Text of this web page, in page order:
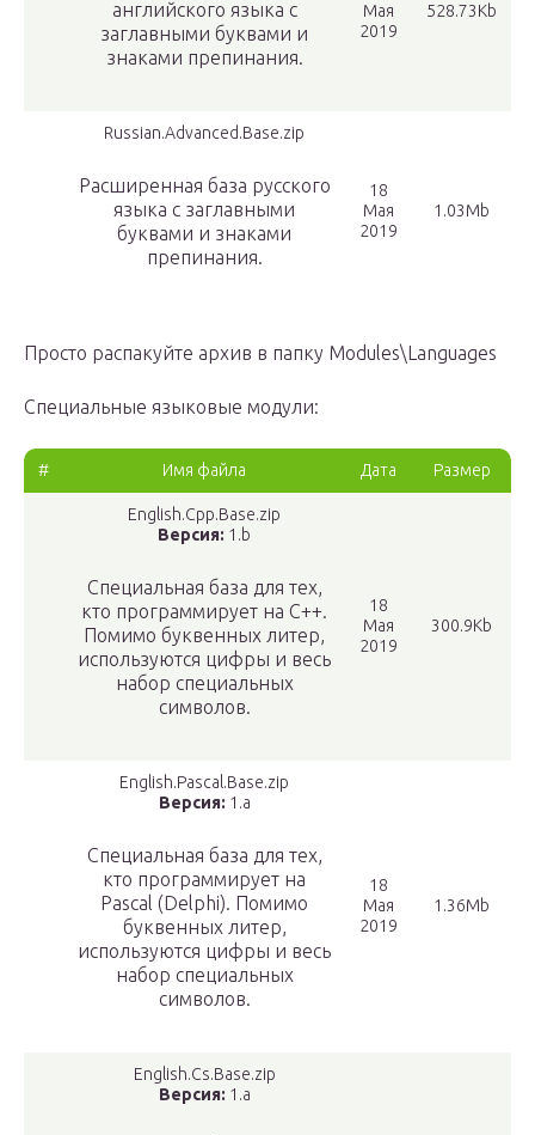
английского языка с
заглавными буквами и
знаками препинания.
Мая
2019
528.73Kb
Russian.Advanced.Base.zip
Расширенная база русского
языка с заглавными
буквами и знаками
препинания.
18
Мая
2019
1.03Mb
Просто распакуйте архив в папку Modules\Languages
Специальные языковые модули:
# Имя файла Дата Размер
English.Cpp.Base.zip
Версия: 1.b
Специальная база для тех,
кто программирует на С++.
Помимо буквенных литер,
используются цифры и весь
набор специальных
символов.
18
Мая
2019
300.9Kb
English.Pascal.Base.zip
Версия: 1.a
Специальная база для тех,
кто программирует на
Pascal (Delphi). Помимо
буквенных литер,
используются цифры и весь
набор специальных
символов.
18
Мая
2019
1.36Mb
English.Cs.Base.zip
Версия: 1.a